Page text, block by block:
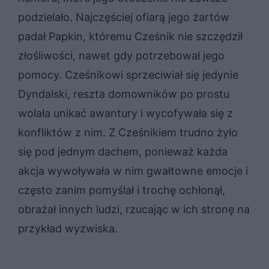
podzielało. Najczęściej ofiarą jego żartów
padał Papkin, któremu Cześnik nie szczędził
złośliwości, nawet gdy potrzebował jego
pomocy. Cześnikowi sprzeciwiał się jedynie
Dyndalski, reszta domowników po prostu
wolała unikać awantury i wycofywała się z
konfliktów z nim. Z Cześnikiem trudno żyło
się pod jednym dachem, ponieważ każda
akcja wywoływała w nim gwałtowne emocje i
często zanim pomyślał i trochę ochłonął,
obrażał innych ludzi, rzucając w ich stronę na
przykład wyzwiska.